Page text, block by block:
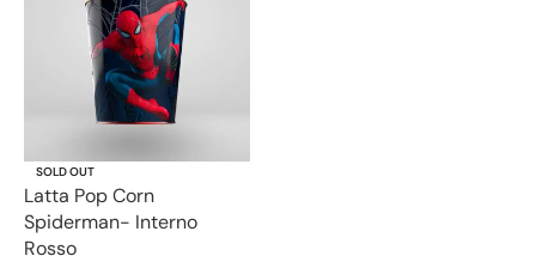
SOLD OUT
Latta Pop Corn
Spiderman- Interno
Rosso